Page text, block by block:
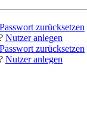
Passwort zurücksetzen
Nutzer anlegen
Passwort zurücksetzen
Nutzer anlegen